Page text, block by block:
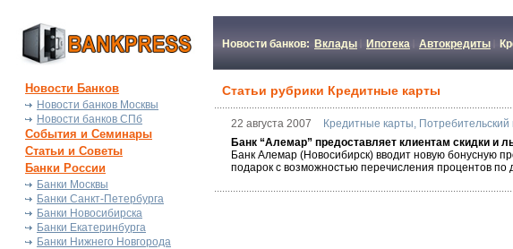
Новости банков: Вклады Ипотека Автокредиты
Новости Банков
Новости банков Москвы
Новости банков СПб
События и Семинары
Статьи и Советы
Банки России
Банки Москвы
Банки Санкт-Петербурга
Банки Новосибирска
Банки Екатеринбурга
Банки Нижнего Новгорода
Статьи рубрики Кредитные карты
22 августа 2007 Кредитные карты, Потребительский
Банк “Алемар” предоставляет клиентам скидки и
Банк Алемар (Новосибирск) вводит новую бонусную
подарок с возможностью перечисления процентов по